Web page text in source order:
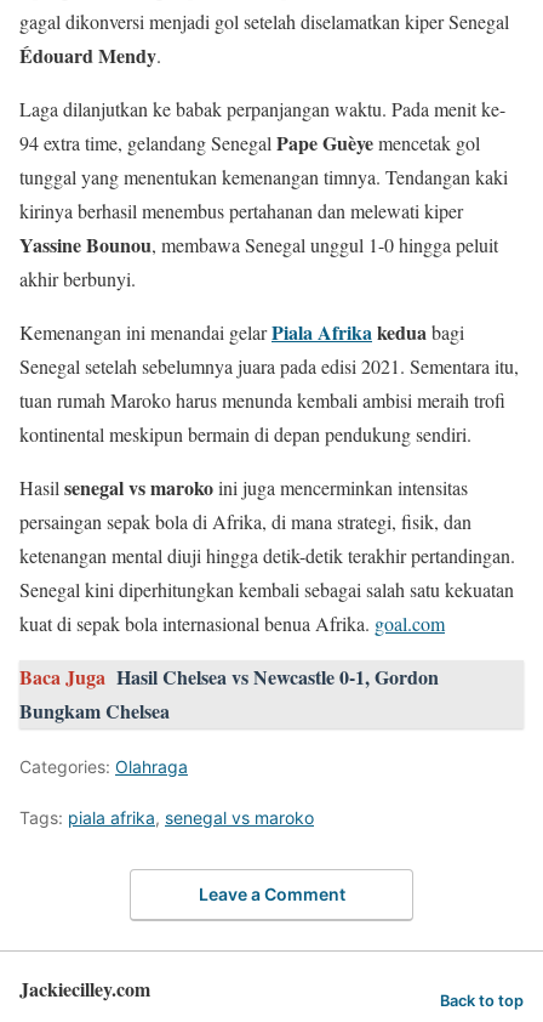
gagal dikonversi menjadi gol setelah diselamatkan kiper Senegal
Édouard Mendy.
Laga dilanjutkan ke babak perpanjangan waktu. Pada menit ke-
94 extra time, gelandang Senegal Pape Guèyemencetak gol
tunggal yang menentukan kemenangan timnya. Tendangan kaki
kirinya berhasil menembus pertahanan dan melewati kiper
Yassine Bounou, membawa Senegal unggul 1-0 hingga peluit
akhir berbunyi.
Kemenangan ini menandai gelarPiala Afrikakeduabagi
Senegal setelah sebelumnya juara pada edisi 2021. Sementara itu,
tuan rumah Maroko harus menunda kembali ambisi meraih trofi
kontinental meskipun bermain di depan pendukung sendiri.
Hasil senegal vs marokoini juga mencerminkan intensitas
persaingan sepak bola di Afrika, di mana strategi, fisik, dan
ketenangan mental diuji hingga detik-detik terakhir pertandingan.
Senegal kini diperhitungkan kembali sebagai salah satu kekuatan
kuat di sepak bola internasional benua Afrika. goal.com
Baca Juga Hasil Chelsea vs Newcastle 0-1, Gordon
Bungkam Chelsea
Categories: Olahraga
Tags: piala afrika, senegal vs maroko
Leave a Comment
Jackiecilley.com Back to top